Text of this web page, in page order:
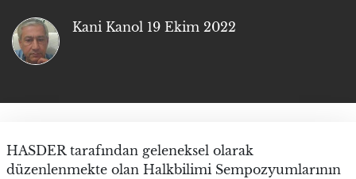
Kani Kanol 19 Ekim 2022
HASDER tarafından geleneksel olarak
düzenlenmekte olan Halkbilimi Sempozyumlarının